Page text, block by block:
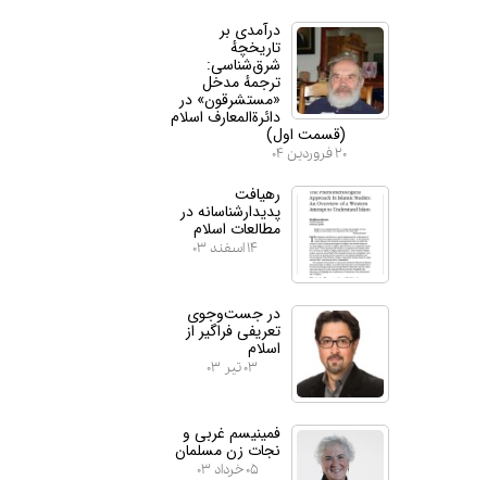
درآمدی بر
تاریخچهٔ
شرق‌شناسی:
ترجمهٔ مدخل
«مستشرقون» در
دائرة‌المعارف اسلام
(قسمت اول)
۲۰ فروردین ۰۴
رهیافت
پدیدارشناسانه در
مطالعات اسلام
۱۴ اسفند ۰۳
در جست‌وجوی
تعریفی فراگیر از
اسلام
۰۳ تیر ۰۳
فمینیسم غربی و
نجات زن مسلمان
۰۵ خرداد ۰۳